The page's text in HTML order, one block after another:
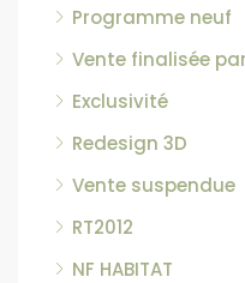
Programme neuf
Vente finalisée
Exclusivité
Redesign 3D
Vente suspendue
RT2012
NF HABITAT